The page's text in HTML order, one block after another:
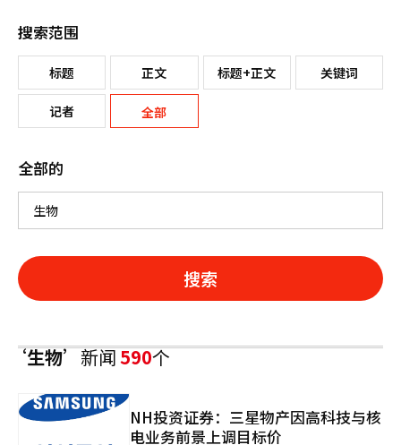
搜索范围
标题 正文 标题+正文 关键词
记者 全部
全部的
搜索
‘生物’新闻590个
NH投资证券：三星物产因高科技与核
电业务前景上调目标价